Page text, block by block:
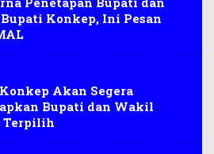
Konkep, Ini Pesan
Akan Segera
Bupati dan Wakil
Terpilih